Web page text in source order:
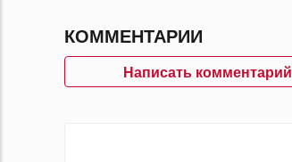
КОММЕНТАРИИ
Написать комментарий